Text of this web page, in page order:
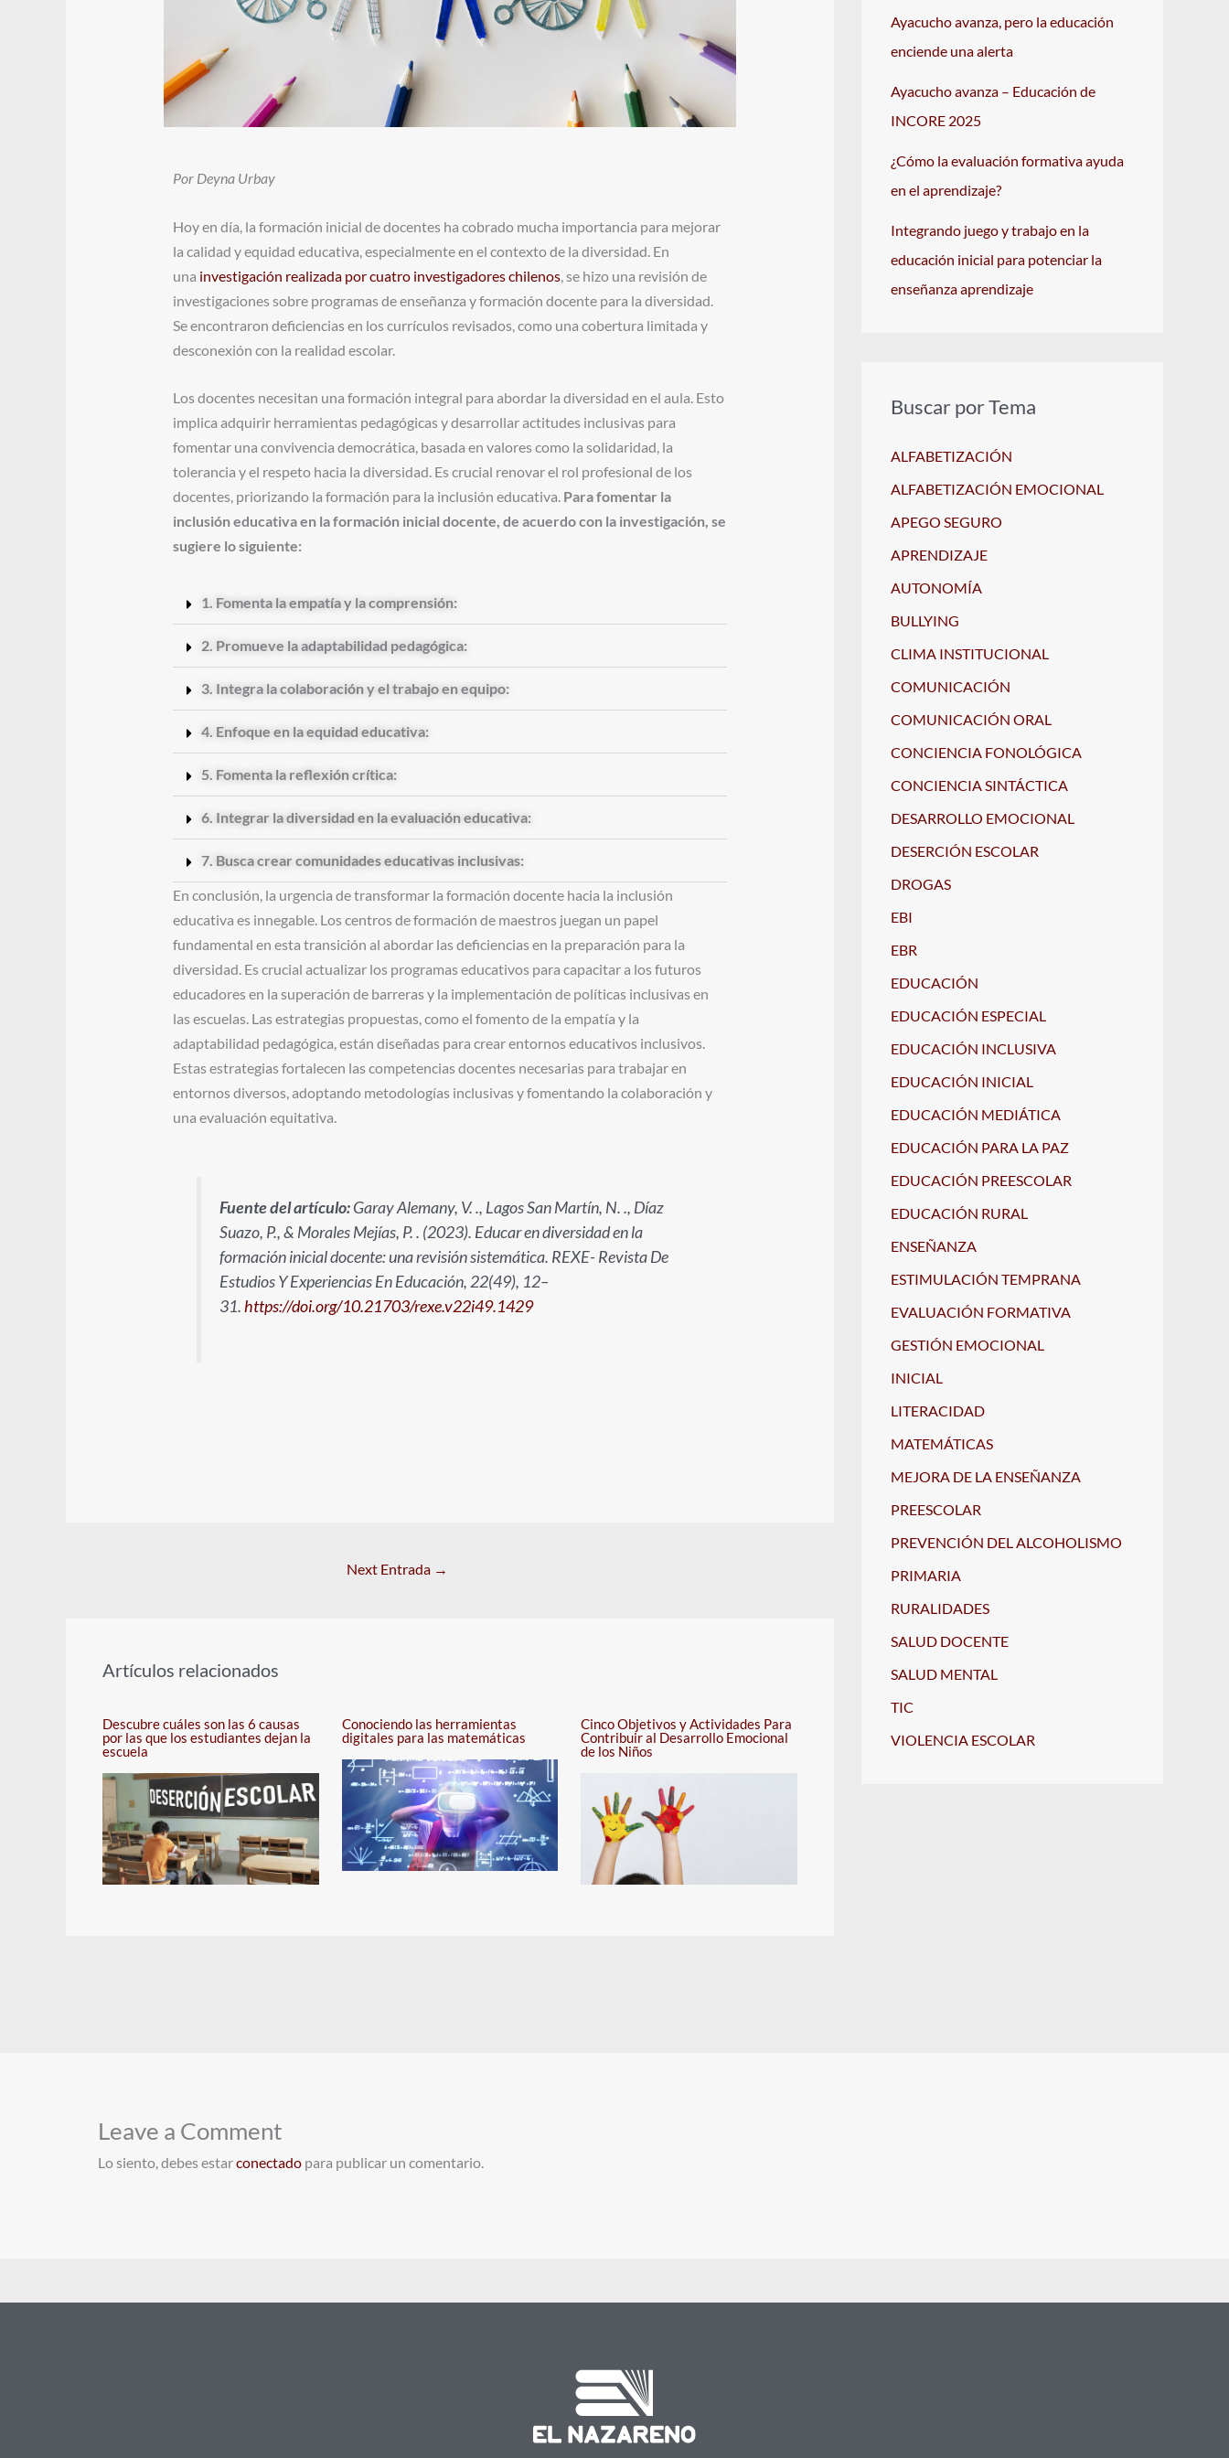
Por Deyna Urbay
Hoy en día, la formación inicial de docentes ha cobrado mucha importancia para mejorar
la calidad y equidad educativa, especialmente en el contexto de la diversidad. En
una investigación realizada por cuatro investigadores chilenos, se hizo una revisión de
investigaciones sobre programas de enseñanza y formación docente para la diversidad.
Se encontraron deficiencias en los currículos revisados, como una cobertura limitada y
desconexión con la realidad escolar.
Los docentes necesitan una formación integral para abordar la diversidad en el aula. Esto
implica adquirir herramientas pedagógicas y desarrollar actitudes inclusivas para
fomentar una convivencia democrática, basada en valores como la solidaridad, la
tolerancia y el respeto hacia la diversidad. Es crucial renovar el rol profesional de los
docentes, priorizando la formación para la inclusión educativa. Para fomentar la
inclusión educativa en la formación inicial docente, de acuerdo con la investigación, se
sugiere lo siguiente:
1. Fomenta la empatía y la comprensión:
2. Promueve la adaptabilidad pedagógica:
3. Integra la colaboración y el trabajo en equipo:
4. Enfoque en la equidad educativa:
5. Fomenta la reflexión crítica:
6. Integrar la diversidad en la evaluación educativa:
7. Busca crear comunidades educativas inclusivas:
En conclusión, la urgencia de transformar la formación docente hacia la inclusión
educativa es innegable. Los centros de formación de maestros juegan un papel
fundamental en esta transición al abordar las deficiencias en la preparación para la
diversidad. Es crucial actualizar los programas educativos para capacitar a los futuros
educadores en la superación de barreras y la implementación de políticas inclusivas en
las escuelas. Las estrategias propuestas, como el fomento de la empatía y la
adaptabilidad pedagógica, están diseñadas para crear entornos educativos inclusivos.
Estas estrategias fortalecen las competencias docentes necesarias para trabajar en
entornos diversos, adoptando metodologías inclusivas y fomentando la colaboración y
una evaluación equitativa.
Fuente del artículo:Garay Alemany, V. ., Lagos San Martín, N. ., Díaz
Suazo, P., & Morales Mejías, P. . (2023). Educar en diversidad en la
formación inicial docente: una revisión sistemática. REXE- Revista De
Estudios Y Experiencias En Educación, 22(49), 12–
31.https://doi.org/10.21703/rexe.v22i49.1429
Next Entrada →
Artículos relacionados
Descubre cuáles son las 6 causas
por las que los estudiantes dejan la
escuela
Conociendo las herramientas
digitales para las matemáticas
Cinco Objetivos y Actividades Para
Contribuir al Desarrollo Emocional
de los Niños
Ayacucho avanza, pero la educación
enciende una alerta
Ayacucho avanza – Educación de
INCORE 2025
¿Cómo la evaluación formativa ayuda
en el aprendizaje?
Integrando juego y trabajo en la
educación inicial para potenciar la
enseñanza aprendizaje
Buscar por Tema
ALFABETIZACIÓN
ALFABETIZACIÓN EMOCIONAL
APEGO SEGURO
APRENDIZAJE
AUTONOMÍA
BULLYING
CLIMA INSTITUCIONAL
COMUNICACIÓN
COMUNICACIÓN ORAL
CONCIENCIA FONOLÓGICA
CONCIENCIA SINTÁCTICA
DESARROLLO EMOCIONAL
DESERCIÓN ESCOLAR
DROGAS
EBI
EBR
EDUCACIÓN
EDUCACIÓN ESPECIAL
EDUCACIÓN INCLUSIVA
EDUCACIÓN INICIAL
EDUCACIÓN MEDIÁTICA
EDUCACIÓN PARA LA PAZ
EDUCACIÓN PREESCOLAR
EDUCACIÓN RURAL
ENSEÑANZA
ESTIMULACIÓN TEMPRANA
EVALUACIÓN FORMATIVA
GESTIÓN EMOCIONAL
INICIAL
LITERACIDAD
MATEMÁTICAS
MEJORA DE LA ENSEÑANZA
PREESCOLAR
PREVENCIÓN DEL ALCOHOLISMO
PRIMARIA
RURALIDADES
SALUD DOCENTE
SALUD MENTAL
TIC
VIOLENCIA ESCOLAR
Leave a Comment
Lo siento, debes estarconectadopara publicar un comentario.